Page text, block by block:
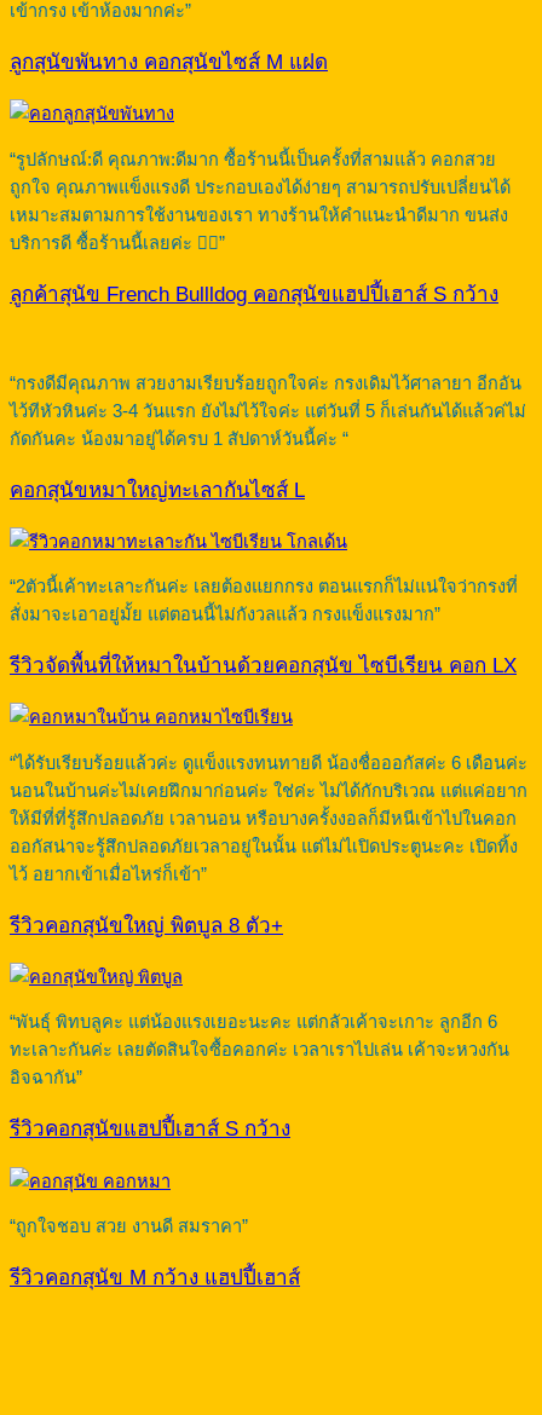
เข้ากรง เข้าห้องมากค่ะ”
ลูกสุนัขพันทาง คอกสุนัขไซส์ M แฝด
“รูปลักษณ์:ดี คุณภาพ:ดีมาก ซื้อร้านนี้เป็นครั้งที่สามแล้ว คอกสวย
ถูกใจ คุณภาพแข็งแรงดี ประกอบเองได้ง่ายๆ สามารถปรับเปลี่ยนได้
เหมาะสมตามการใช้งานของเรา ทางร้านให้คำแนะนำดีมาก ขนส่ง
บริการดี ซื้อร้านนี้เลยค่ะ 👍🏻”
ลูกค้าสุนัข French Bullldog คอกสุนัขแฮปปี้เฮาส์ S กว้าง
“กรงดีมีคุณภาพ สวยงามเรียบร้อยถูกใจค่ะ กรงเดิมไว้ศาลายา อีกอัน
ไว้ทีหัวหินค่ะ 3-4 วันแรก ยังไม่ไว้ใจค่ะ แต่วันที่ 5 ก็เล่นกันได้แล้วค่ไม่
กัดกันคะ น้องมาอยู่ได้ครบ 1 สัปดาห์วันนี้ค่ะ “
คอกสุนัขหมาใหญ่ทะเลากันไซส์ L
“2ตัวนี้เค้าทะเลาะกันค่ะ เลยต้องแยกกรง ตอนแรกก็ไม่แน่ใจว่ากรงที่
สั่งมาจะเอาอยู่มั้ย แต่ตอนนี้ไม่กังวลแล้ว กรงแข็งแรงมาก”
รีวิวจัดพื้นที่ให้หมาในบ้านด้วยคอกสุนัข ไซบีเรียน คอก LX
“ได้รับเรียบร้อยแล้วค่ะ ดูแข็งแรงทนทายดี น้องชื่อออกัสค่ะ 6 เดือนค่ะ
นอนในบ้านค่ะไม่เคยฝึกมาก่อนค่ะ ใช่ค่ะ ไม่ได้กักบริเวณ แต่แค่อยาก
ให้มีที่ที่รู้สึกปลอดภัย เวลานอน หรือบางครั้งงอลก็มีหนีเข้าไปในคอก
ออกัสน่าจะรู้สึกปลอดภัยเวลาอยู่ในนั้น แต่ไม่ไเปิดประตูนะคะ เปิดทิ้ง
ไว้ อยากเข้าเมื่อไหร่ก็เข้า”
รีวิวคอกสุนัขใหญ่ พิตบูล 8 ตัว+
“พันธุ์ พิทบลูคะ แต่น้องแรงเยอะนะคะ แต่กลัวเค้าจะเกาะ ลูกอีก 6
ทะเลาะกันค่ะ เลยตัดสินใจซื้อคอกค่ะ เวลาเราไปเล่น เค้าจะหวงกัน
อิจฉากัน”
รีวิวคอกสุนัขแฮปปี้เฮาส์ S กว้าง
“ถูกใจชอบ สวย งานดี สมราคา”
รีวิวคอกสุนัข M กว้าง แฮปปี้เฮาส์